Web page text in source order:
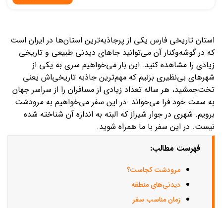
استان تاریخی فارس یکی از پرجاذبه‌ترین استان‌ها در ایران است
که در گوشه‌وکنار آن می‌توانید جاهای دیدنی طبیعی و تاریخی
زیادی را مشاهده کنید. این بار می‌خواهیم سری به یکی از
شهرهای بی‌نظیری بزنیم که مهم‌ترین جاذبه تاریخی‌اش یعنی
تخت‌جمشید، هر ساله تعداد زیادی از مسافران را از سراسر جهان
به سمت خود فرا می‌خواند. در این سفر می‌خواهیم به مرودشت
برویم. شهری در جوار شیراز که البته به اندازه آن شناخته شده
نیست. در این سفر با ما همراه شوید.
فهرست مطالب:
مرودشت کجاست؟
دیدنی‌های منطقه
زمان مناسب سفر